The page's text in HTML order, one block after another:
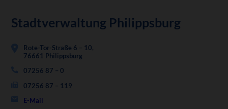
Stadtverwaltung Philippsburg
Rote-Tor-Straße 6 – 10,
76661 Philippsburg
07256 87 – 0
07256 87 – 119
E-Mail